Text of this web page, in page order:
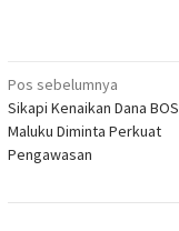
Navigasi
pos
Pos sebelumnya
Sikapi Kenaikan Dana
Maluku Diminta Perkuat
Pengawasan